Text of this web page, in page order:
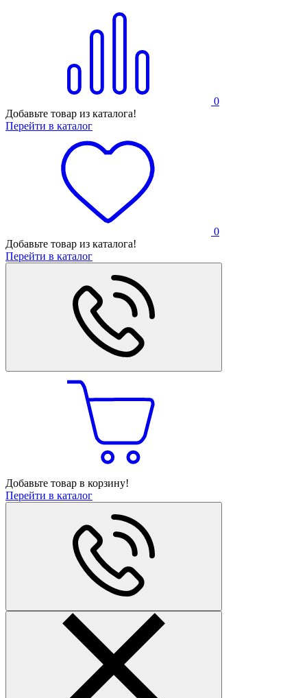
0
Добавьте товар из каталога!
Перейти в каталог
0
Добавьте товар из каталога!
Перейти в каталог
Добавьте товар в корзину!
Перейти в каталог